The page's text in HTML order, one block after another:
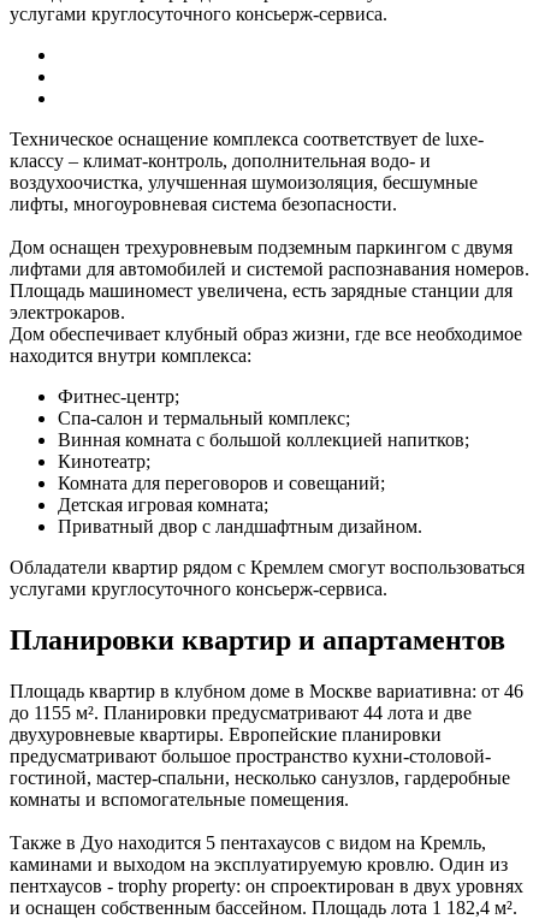
услугами круглосуточного консьерж-сервиса.
Техническое оснащение комплекса соответствует de luxe-
классу – климат-контроль, дополнительная водо- и
воздухоочистка, улучшенная шумоизоляция, бесшумные
лифты, многоуровневая система безопасности.
Дом оснащен трехуровневым подземным паркингом с двумя
лифтами для автомобилей и системой распознавания номеров.
Площадь машиномест увеличена, есть зарядные станции для
электрокаров.
Дом обеспечивает клубный образ жизни, где все необходимое
находится внутри комплекса:
Фитнес-центр;
Спа-салон и термальный комплекс;
Винная комната с большой коллекцией напитков;
Кинотеатр;
Комната для переговоров и совещаний;
Детская игровая комната;
Приватный двор с ландшафтным дизайном.
Обладатели квартир рядом с Кремлем смогут воспользоваться
услугами круглосуточного консьерж-сервиса.
Планировки квартир и апартаментов
Площадь квартир в клубном доме в Москве вариативна: от 46
до 1155 м². Планировки предусматривают 44 лота и две
двухуровневые квартиры. Европейские планировки
предусматривают большое пространство кухни-столовой-
гостиной, мастер-спальни, несколько санузлов, гардеробные
комнаты и вспомогательные помещения.
Также в Дуо находится 5 пентахаусов с видом на Кремль,
каминами и выходом на эксплуатируемую кровлю. Один из
пентхаусов - trophy property: он спроектирован в двух уровнях
и оснащен собственным бассейном. Площадь лота 1 182,4 м².